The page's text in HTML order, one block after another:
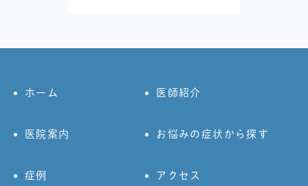
ホーム 医師紹介
医院案内 お悩みの症状から探す
症例 アクセス